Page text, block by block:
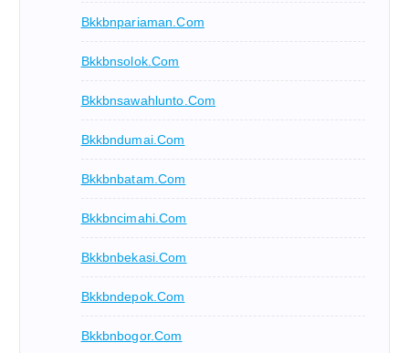
Bkkbnpariaman.com
Bkkbnsolok.com
Bkkbnsawahlunto.com
Bkkbndumai.com
Bkkbnbatam.com
Bkkbncimahi.com
Bkkbnbekasi.com
Bkkbndepok.com
Bkkbnbogor.com